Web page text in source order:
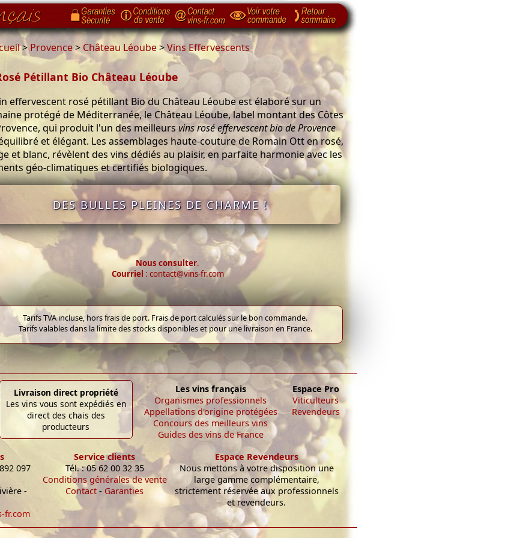
>Provence> Château Léoube>Vins Effervescents
Pétillant Bio Château Léoube
effervescent rosé pétillant Bio du Château Léoube est élaboré sur un
protégé de Méditerranée, le Château Léoube, label montant des Côtes
qui produit l'un des meilleurs vins rosé effervescent bio de Provence
et élégant. Les assemblages haute-couture de Romain Ott en rosé,
et blanc, révèlent des vins dédiés au plaisir, en parfaite harmonie avec les
géo-climatiques et certifiés biologiques.
DES BULLES PLEINES DE CHARME !
Nous consulter.
Courriel : contact@vins-fr.com
Tarifs TVA incluse, hors frais de port. Frais de port calculés sur le bon commande.
Tarifs valables dans la limite des stocks disponibles et pour une livraison en France.
Livraison direct propriété
Les vins vous sont expédiés en
direct des chais des
producteurs
Les vins français
Organismes professionnels
Appellations d'origine protégées
Concours des meilleurs vins
Guides des vins de France
Espace Pro
Viticulteurs
Revendeurs
097
-
fr.com
Service clients
Tél. : 05 62 00 32 35
Conditions générales de vente
Contact - Garanties
Espace Revendeurs
Nous mettons à votre disposition une
large gamme complémentaire,
strictement réservée aux professionnels
et revendeurs.